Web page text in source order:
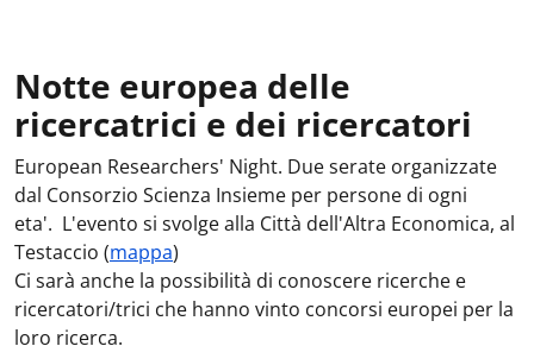
Notte europea delle
ricercatrici e dei ricercatori
European Researchers' Night. Due serate organizzate
dal Consorzio Scienza Insieme per persone di ogni
eta'. L'evento si svolge alla Città dell'Altra Economica, al
Testaccio (mappa)
Ci sarà anche la possibilità di conoscere ricerche e
ricercatori/trici che hanno vinto concorsi europei per la
loro ricerca.